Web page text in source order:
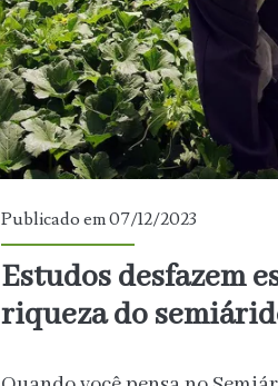
na
COP
28
Publicado em 07/12/2023
Estudos desfazem
riqueza do